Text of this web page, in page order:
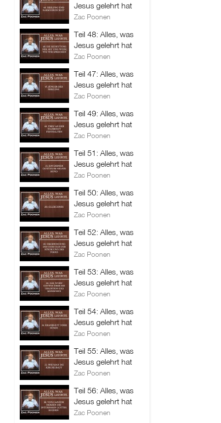
Jesus gelehrt hat
Zac Poonen
Teil 48: Alles, was
Jesus gelehrt hat
Zac Poonen
Teil 47: Alles, was
Jesus gelehrt hat
Zac Poonen
Teil 49: Alles, was
Jesus gelehrt hat
Zac Poonen
Teil 51: Alles, was
Jesus gelehrt hat
Zac Poonen
Teil 50: Alles, was
Jesus gelehrt hat
Zac Poonen
Teil 52: Alles, was
Jesus gelehrt hat
Zac Poonen
Teil 53: Alles, was
Jesus gelehrt hat
Zac Poonen
Teil 54: Alles, was
Jesus gelehrt hat
Zac Poonen
Teil 55: Alles, was
Jesus gelehrt hat
Zac Poonen
Teil 56: Alles, was
Jesus gelehrt hat
Zac Poonen